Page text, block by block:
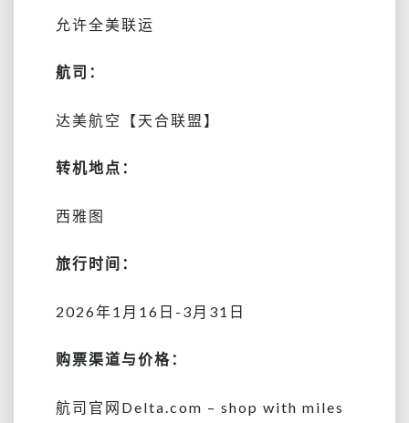
允许全美联运
航司：
达美航空【天合联盟】
转机地点：
西雅图
旅行时间：
2026年1月16日-3月31日
购票渠道与价格：
航司官网Delta.com – shop with miles